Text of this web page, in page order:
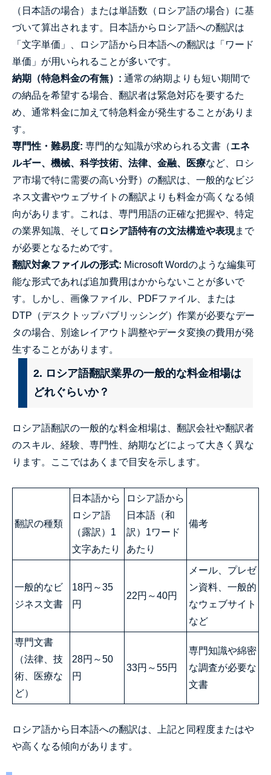
（日本語の場合）または単語数（ロシア語の場合）に基
づいて算出されます。日本語からロシア語への翻訳は
「文字単価」、ロシア語から日本語への翻訳は「ワード
単価」が用いられることが多いです。
納期（特急料金の有無）: 通常の納期よりも短い期間で
の納品を希望する場合、翻訳者は緊急対応を要するた
め、通常料金に加えて特急料金が発生することがありま
す。
専門性・難易度: 専門的な知識が求められる文書（エネ
ルギー、機械、科学技術、法律、金融、医療など、ロシ
ア市場で特に需要の高い分野）の翻訳は、一般的なビジ
ネス文書やウェブサイトの翻訳よりも料金が高くなる傾
向があります。これは、専門用語の正確な把握や、特定
の業界知識、そして ロシア語特有の文法構造や表現まで
が必要となるためです。
翻訳対象ファイルの形式: Microsoft Wordのような編集可
能な形式であれば追加費用はかからないことが多いで
す。しかし、画像ファイル、PDFファイル、または
DTP（デスクトップパブリッシング）作業が必要なデー
タの場合、別途レイアウト調整やデータ変換の費用が発
生することがあります。
2. ロシア語翻訳業界の一般的な料金相場は
どれぐらいか？
ロシア語翻訳の一般的な料金相場は、翻訳会社や翻訳者
のスキル、経験、専門性、納期などによって大きく異な
ります。ここではあくまで目安を示します。
翻訳の種類
日本語から
ロシア語
（露訳）1
文字あたり
ロシア語から
日本語（和
訳）1ワード
あたり
備考
一般的なビ
ジネス文書
18円～35
円
22円～40円
メール、プレゼ
ン資料、一般的
なウェブサイト
など
専門文書
（法律、技
術、医療な
ど）
28円～50
円
33円～55円
専門知識や綿密
な調査が必要な
文書
ロシア語から日本語への翻訳は、上記と同程度またはや
や高くなる傾向があります。